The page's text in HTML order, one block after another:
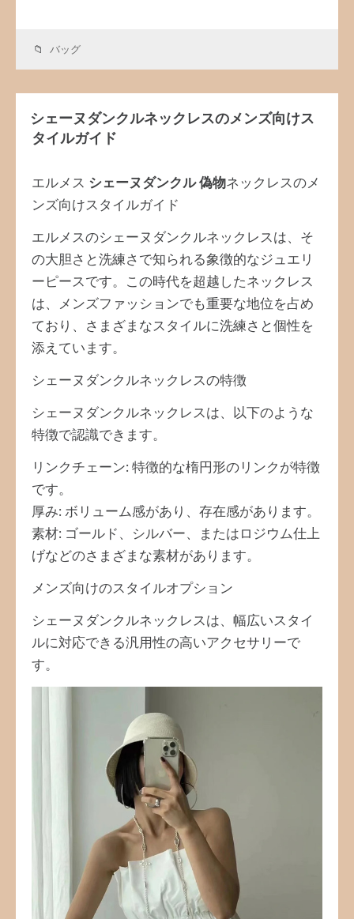
バッグ
シェーヌダンクルネックレスのメンズ向けス
タイルガイド
エルメス シェーヌダンクル 偽物ネックレスのメ
ンズ向けスタイルガイド
エルメスのシェーヌダンクルネックレスは、そ
の大胆さと洗練さで知られる象徴的なジュエリ
ーピースです。この時代を超越したネックレス
は、メンズファッションでも重要な地位を占め
ており、さまざまなスタイルに洗練さと個性を
添えています。
シェーヌダンクルネックレスの特徴
シェーヌダンクルネックレスは、以下のような
特徴で認識できます。
リンクチェーン: 特徴的な楕円形のリンクが特徴
です。
厚み: ボリューム感があり、存在感があります。
素材: ゴールド、シルバー、またはロジウム仕上
げなどのさまざまな素材があります。
メンズ向けのスタイルオプション
シェーヌダンクルネックレスは、幅広いスタイ
ルに対応できる汎用性の高いアクセサリーで
す。